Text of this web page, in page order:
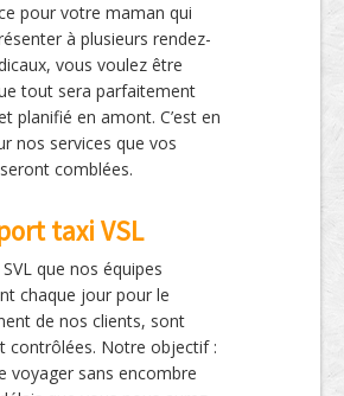
pour votre maman qui
à plusieurs rendez-
vous voulez être
tout sera parfaitement
planifié en amont. C’est en
nos services que vos
comblées.
taxi VSL
que nos équipes
chaque jour pour le
de nos clients, sont
contrôlées. Notre objectif :
voyager sans encombre